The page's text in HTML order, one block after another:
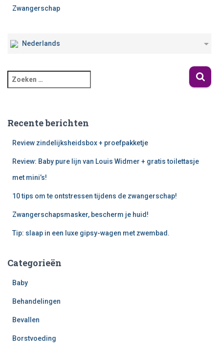
Zwangerschap
Nederlands
Recente berichten
Review zindelijksheidsbox + proefpakketje
Review: Baby pure lijn van Louis Widmer + gratis toilettasje
met mini’s!
10 tips om te ontstressen tijdens de zwangerschap!
Zwangerschapsmasker, bescherm je huid!
Tip: slaap in een luxe gipsy-wagen met zwembad.
Categorieën
Baby
Behandelingen
Bevallen
Borstvoeding